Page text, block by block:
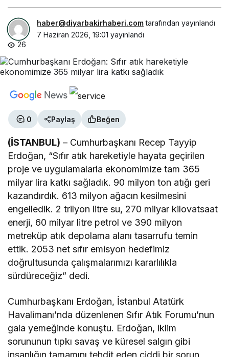
haber@diyarbakirhaberi.comtarafından yayınlandı
7 Haziran 2026, 19:01 yayınlandı
26
0 Paylaş Beğen
(İSTANBUL) – Cumhurbaşkanı Recep Tayyip
Erdoğan, “Sıfır atık hareketiyle hayata geçirilen
proje ve uygulamalarla ekonomimize tam 365
milyar lira katkı sağladık. 90 milyon ton atığı geri
kazandırdık. 613 milyon ağacın kesilmesini
engelledik. 2 trilyon litre su, 270 milyar kilovatsaat
enerji, 60 milyar litre petrol ve 390 milyon
metreküp atık depolama alanı tasarrufu temin
ettik. 2053 net sıfır emisyon hedefimiz
doğrultusunda çalışmalarımızı kararlılıkla
sürdüreceğiz” dedi.
Cumhurbaşkanı Erdoğan, İstanbul Atatürk
Havalimanı’nda düzenlenen Sıfır Atık Forumu’nun
gala yemeğinde konuştu. Erdoğan, iklim
sorununun tıpkı savaş ve küresel salgın gibi